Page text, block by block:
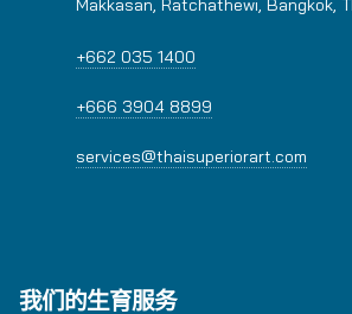
Makkasan, Ratchathewi, Bangkok,
+662 035 1400
+666 3904 8899
services@thaisuperiorart.com
我们的生育服务